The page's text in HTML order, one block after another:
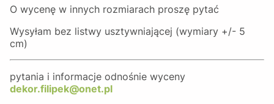
O wycenę w innych rozmiarach proszę pytać
Wysyłam bez listwy usztywniającej (wymiary +/- 5
cm)
pytania i informacje odnośnie wyceny
dekor.filipek@onet.pl